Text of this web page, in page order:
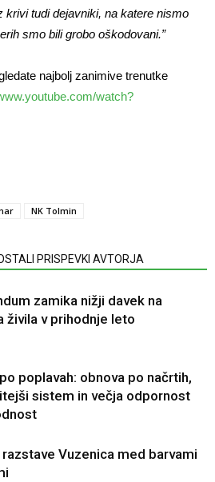
krivi tudi dejavniki, na katere nismo
smo bili grobo oškodovani.”
najbolj zanimive trenutke
watch?
NK Tolmin
PRISPEVKI AVTORJA
zamika nižji davek na
živila v prihodnje leto
poplavah: obnova po načrtih,
sistem in večja odpornost
Vuzenica med barvami